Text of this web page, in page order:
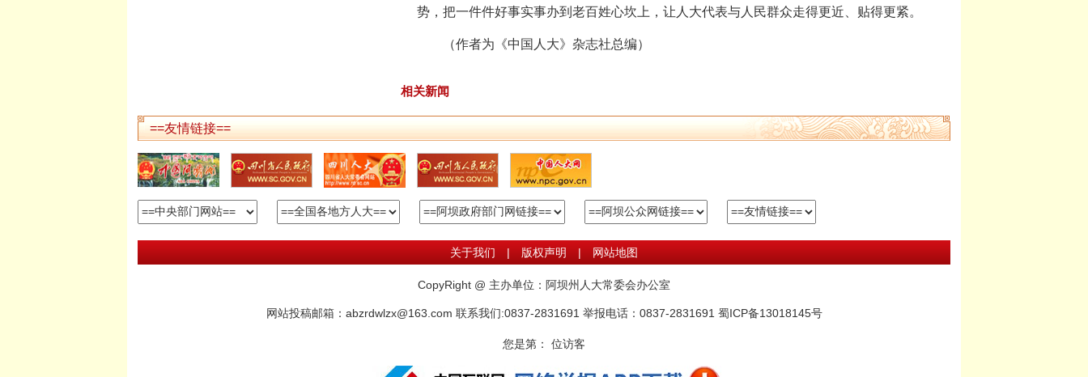
势，把一件件好事实事办到老百姓心坎上，让人大代表与人民群众走得更近、贴得更紧。
（作者为《中国人大》杂志社总编）
相关新闻
==友情链接==
关于我们 | 版权声明 | 网站地图
CopyRight @ 主办单位：阿坝州人大常委会办公室
网站投稿邮箱：abzrdwlzx@163.com 联系我们:0837-2831691 举报电话：0837-2831691 蜀ICP备13018145号
您是第： 位访客